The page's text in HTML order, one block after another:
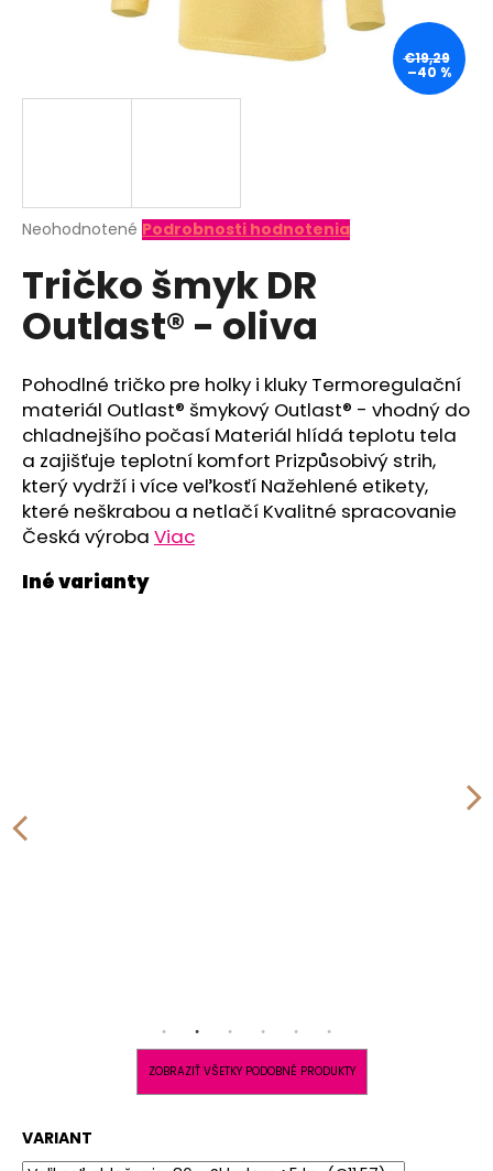
Priemerné
produktu
0,0
z
hviezdičiek.
Neohodnotené Podrobnosti hodnotenia
Tričko šmyk DR
Outlast® - oliva
Pohodlné tričko pre holky i kluky Termoregulační
materiál Outlast® šmykový Outlast® - vhodný do
chladnejšího počasí Materiál hlídá teplotu tela
a zajišťuje teplotní komfort Prizpůsobivý strih,
který vydrží i více veľkosťí Nažehlené etikety,
které neškrabou a netlačí Kvalitné spracovanie
Česká výroba Viac
ZOBRAZIŤ VŠETKY PODOBNÉ PRODUKTY
VARIANT
€19,29
–40 %
d
p
o
r
ú
č
a
m
e
€54,58